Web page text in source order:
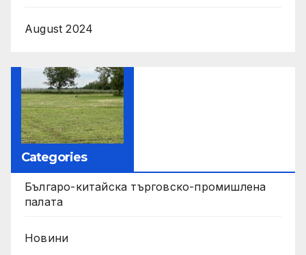
August 2024
Categories
Българо-китайска търговско-промишлена
палата
Новини